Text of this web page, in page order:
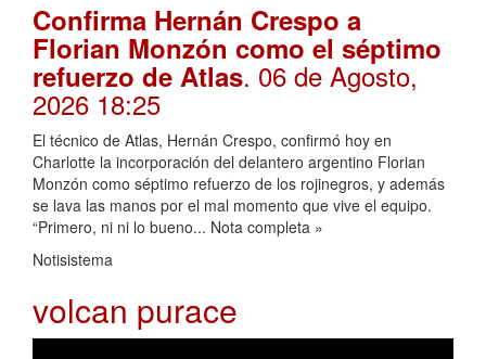
Confirma Hernán Crespo a
Florian Monzón como el séptimo
refuerzo de Atlas. 06 de Agosto,
2026 18:25
El técnico de Atlas, Hernán Crespo, confirmó hoy en
Charlotte la incorporación del delantero argentino Florian
Monzón como séptimo refuerzo de los rojinegros, y además
se lava las manos por el mal momento que vive el equipo.
“Primero, ni ni lo bueno... Nota completa »
Notisistema
volcan purace